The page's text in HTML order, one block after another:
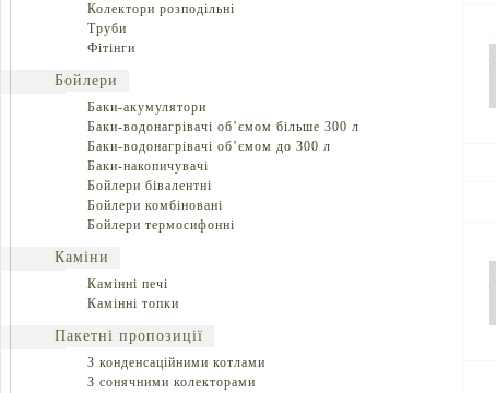
Колектори розподільні
Труби
Фітінги
Бойлери
Баки-акумулятори
Баки-водонагрівачі об’ємом більше 300 л
Баки-водонагрівачі об’ємом до 300 л
Баки-накопичувачі
Бойлери бівалентні
Бойлери комбіновані
Бойлери термосифонні
Каміни
Камінні печі
Камінні топки
Пакетні пропозиції
З конденсаційними котлами
З сонячними колекторами